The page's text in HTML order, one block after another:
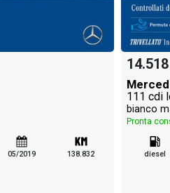
05/2019 138.832
111 cdi
bianco
Pronta
diesel